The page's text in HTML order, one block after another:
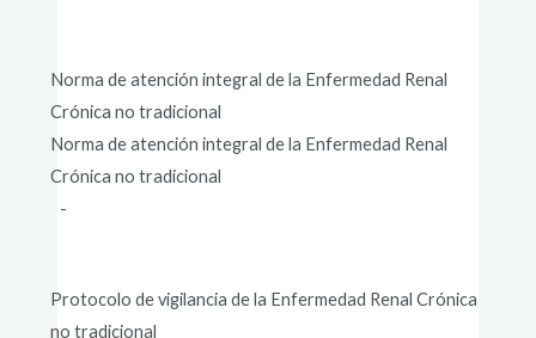
Norma de atención integral de la Enfermedad Renal
Crónica no tradicional
Norma de atención integral de la Enfermedad Renal
Crónica no tradicional
-
Protocolo de vigilancia de la Enfermedad Renal Crónica
no tradicional